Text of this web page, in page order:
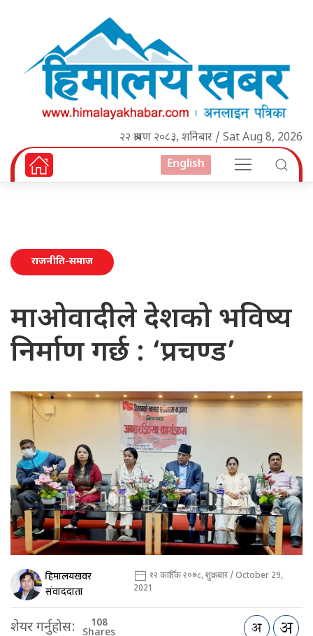
२२ श्रावण २०८३, शनिबार / Sat Aug 8, 2026
English
राजनीति-समाज
माओवादीले देशको भविष्य
निर्माण गर्छ : ‘प्रचण्ड’
हिमालयखवर
संवाददाता
१२ कार्तिक २०७८, शुक्रबार / October 29,
2021
शेयर गर्नुहोस: 108
Shares